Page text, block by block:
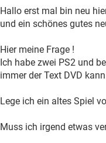
Hallo erst mal bin neu
und ein schönes gutes
Hier meine Frage !
Ich habe zwei PS2 und
immer der Text DVD
Lege ich ein altes Spiel
Muss ich irgend etwas